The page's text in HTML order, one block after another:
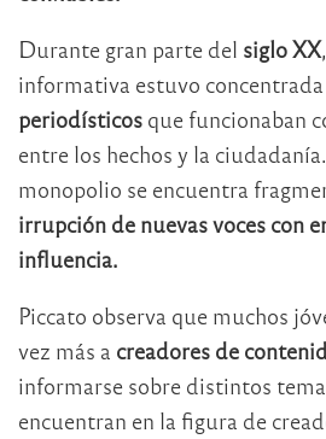
Durante gran parte del siglo XX
informativa estuvo concentrada
periodísticos que funcionaban
entre los hechos y la
monopolio se encuentra
irrupción de nuevas voces con
influencia.
Piccato observa que muchos
vez más a creadores de
informarse sobre distintos
encuentran en la figura de